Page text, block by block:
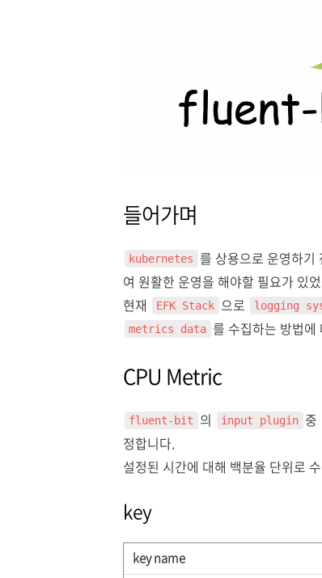
들어가며
kubernetes 를 상용으로 운영하기
여 원활한 운영을 해야할 필요가 있
현재
EFK Stack 으로 logging
metrics data 를 수집하는 방법
CPU Metric
fluent-bit 의 input plugin 중
정합니다.
설정된 시간에 대해 백분율 단위로
key
key name